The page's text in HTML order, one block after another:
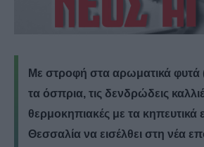
Με στροφή στα αρωματικά φυτά
τα όσπρια, τις δενδρώδεις
θερμοκηπιακές με τα κηπευτικά
Θεσσαλία να εισέλθει στη νέα